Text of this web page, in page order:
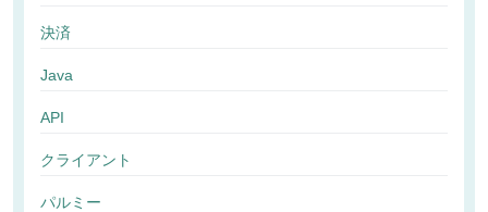
決済
Java
API
クライアント
パルミー